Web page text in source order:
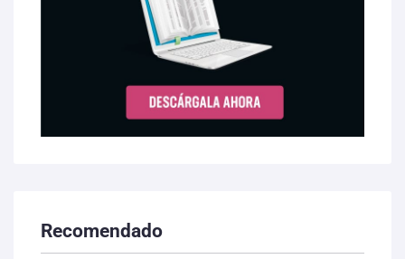
Recomendado